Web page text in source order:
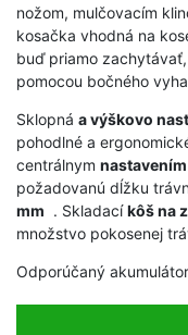
nožom, mulčovacím
kosačka vhodná na
buď priamo
pomocou bočného
Sklopná avýškovo
pohodlné a
centrálnym
požadovanú dĺžku
mm . Skladacíkôš na
množstvo pokosenej
Odporúčaný